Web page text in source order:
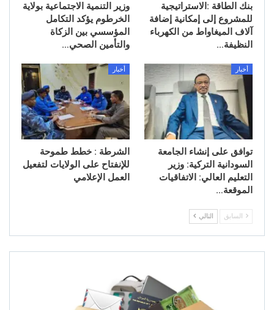
بنك الطاقة :الاستراتيجية
للمشروع إلى إمكانية إضافة
آلاف الميغاواط من الكهرباء
النظيفة…
وزير التنمية الاجتماعية بولاية
الخرطوم يؤكد التكامل
المؤسسي بين الزكاة
والتأمين الصحي…
أخبار
توافق على إنشاء الجامعة
السودانية التركية: وزير
التعليم العالي: الاتفاقيات
الموقعة…
أخبار
الشرطة : خطط طموحة
للإنفتاح على الولايات لتفعيل
العمل الإعلامي
السابق التالي